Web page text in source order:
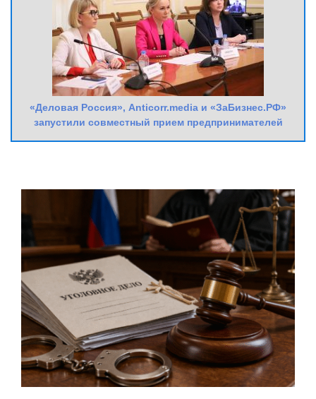
«Деловая Россия», Anticorr.media и «ЗаБизнес.РФ»
запустили совместный прием предпринимателей